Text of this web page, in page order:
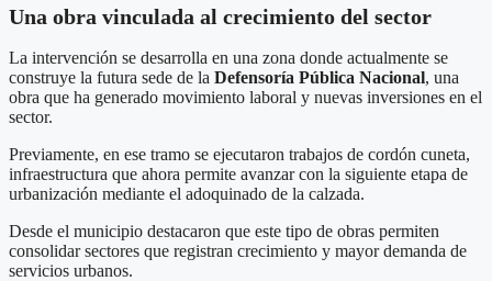
Una obra vinculada al crecimiento del sector
La intervención se desarrolla en una zona donde actualmente se
construye la futura sede de la Defensoría Pública Nacional, una
obra que ha generado movimiento laboral y nuevas inversiones en el
sector.
Previamente, en ese tramo se ejecutaron trabajos de cordón cuneta,
infraestructura que ahora permite avanzar con la siguiente etapa de
urbanización mediante el adoquinado de la calzada.
Desde el municipio destacaron que este tipo de obras permiten
consolidar sectores que registran crecimiento y mayor demanda de
servicios urbanos.